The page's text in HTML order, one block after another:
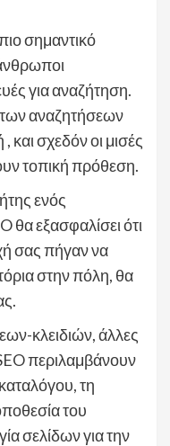
σημαντικό
για αναζήτηση.
των αναζητήσεων
και σχεδόν οι μισές
τοπική πρόθεση.
ενός
θα εξασφαλίσει ότι
σας πήγαν να
στην πόλη, θα
κλειδιών, άλλες
περιλαμβάνουν
τη
του
σελίδων για την